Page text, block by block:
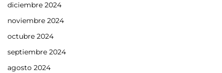
diciembre 2024
noviembre 2024
octubre 2024
septiembre 2024
agosto 2024